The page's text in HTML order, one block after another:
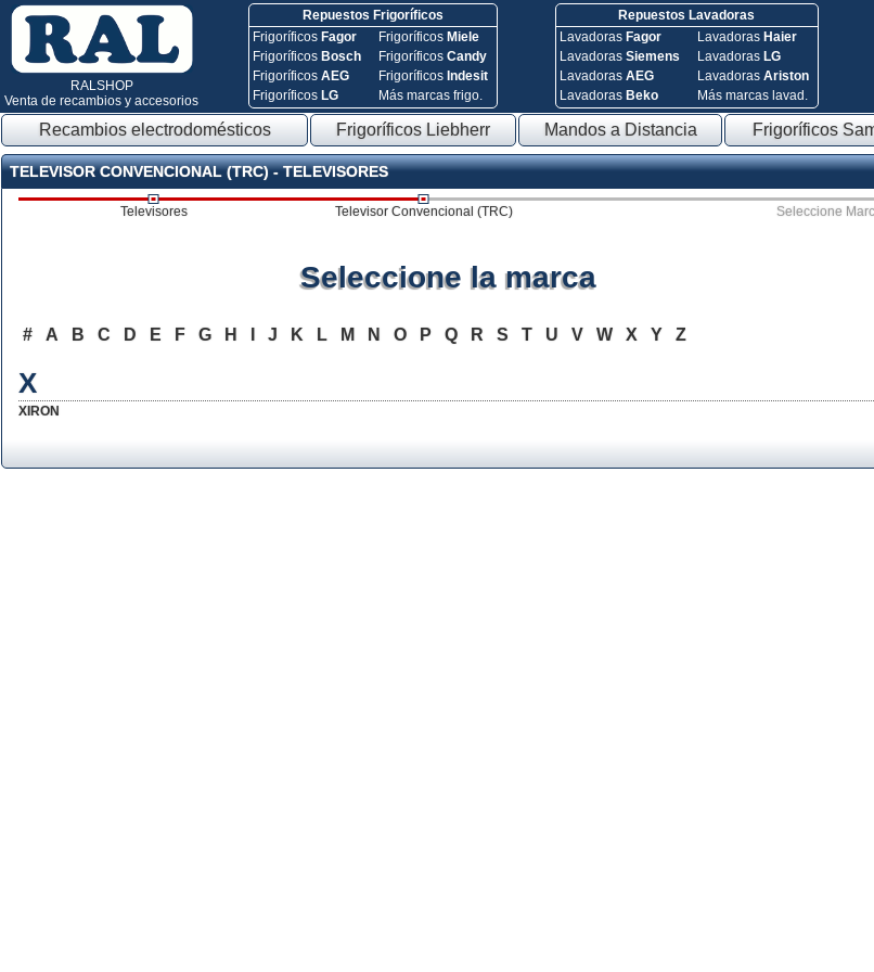
RALSHOP
Venta de recambios y accesorios
Repuestos Frigoríficos
Frigoríficos Fagor
Frigoríficos Bosch
FrigoríficosAEG
Frigoríficos LG
Frigoríficos Miele
FrigoríficosCandy
Frigoríficos Indesit
Más marcas frigo.
Repuestos Lavadoras
Lavadoras Fagor
Lavadoras Siemens
Lavadoras AEG
Lavadoras Beko
Lavadoras Haier
Lavadoras LG
Lavadoras Ariston
Más marcas lavad.
Recambios electrodomésticos Frigoríficos Liebherr Mandos a Distancia Frigoríficos
TELEVISOR CONVENCIONAL (TRC) - TELEVISORES
Televisores Televisor Convencional (TRC) Seleccione
Seleccione la marca
# A B C D E F G H J K L M N O P Q R S T U V W X Y Z
X
XIRON